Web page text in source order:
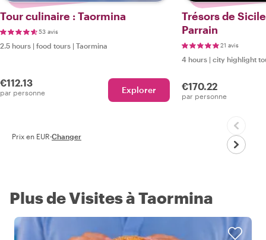
Tour culinaire : Taormina
53 avis
2.5 hours | food tours | Taormina
€112.13
par personne Explorer
Trésors de
Parrain
21 avis
4 hours | city highlight
€170.22
par personne
Prix en EUR·Changer
Plus de Visites à Taormina